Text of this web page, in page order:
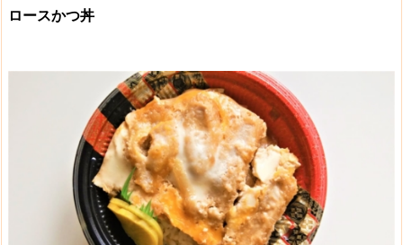
ロースかつ丼